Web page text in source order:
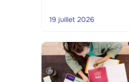
19 juillet 2026